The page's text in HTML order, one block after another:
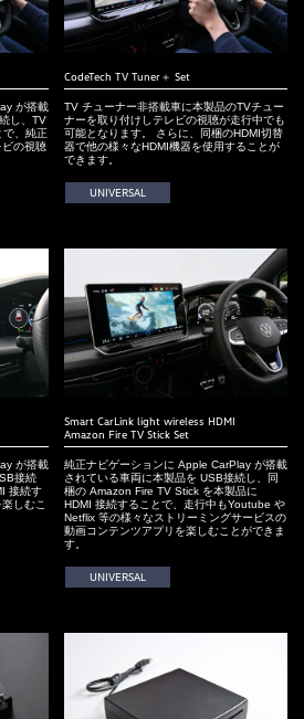
が搭載
し、TV
で、純正
の視聴
CodeTech TV Tuner＋ Set
TV チューナー非搭載車に本製品のTVチュー
ナーを取り付けしテレビの視聴が走行中でも
可能となります。 さらに、同梱のHDMI切替
器で他の様々なHDMI機器を使用することが
できます。
UNIVERSAL
が搭載
接続
接続す
しむこ
Smart CarLink light wireless HDMI
Amazon Fire TV Stick Set
純正ナビゲーションに Apple CarPlay が搭載
されている車両に本製品を USB接続し、同
梱の Amazon Fire TV Stick を本製品に
HDMI 接続することで、走行中もYoutube や
Netflix 等の様々なストリーミングサービスの
動画コンテンツアプリを楽しむことができま
す。
UNIVERSAL